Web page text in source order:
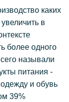
каких
в
более одного
называли
питания -
и обувь
39%